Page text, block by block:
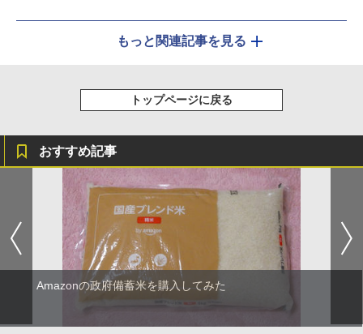
もっと関連記事を見る
トップページに戻る
おすすめ記事
Amazonの政府備蓄米を購入してみた